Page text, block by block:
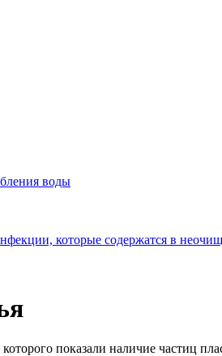
воды
которые содержатся в
показали наличие частиц